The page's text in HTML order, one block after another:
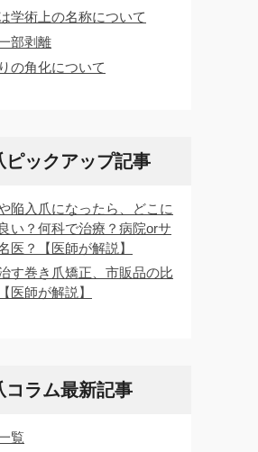
学術上の名称について
部剥離
の角化について
ピックアップ記事
陥入爪になったら、どこに
い？何科で治療？病院orサ
医？【医師が解説】
す巻き爪矯正、市販品の比
医師が解説】
コラム最新記事
覧